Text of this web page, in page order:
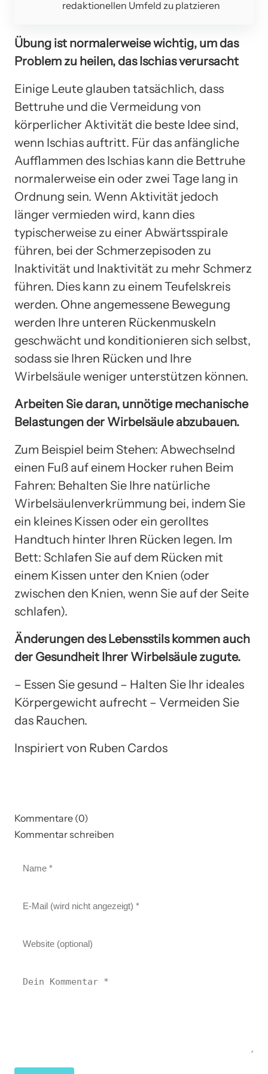
redaktionellen Umfeld zu platzieren
Übung ist normalerweise wichtig, um das
Problem zu heilen, das Ischias verursacht
Einige Leute glauben tatsächlich, dass
Bettruhe und die Vermeidung von
körperlicher Aktivität die beste Idee sind,
wenn Ischias auftritt. Für das anfängliche
Aufflammen des Ischias kann die Bettruhe
normalerweise ein oder zwei Tage lang in
Ordnung sein. Wenn Aktivität jedoch
länger vermieden wird, kann dies
typischerweise zu einer Abwärtsspirale
führen, bei der Schmerzepisoden zu
Inaktivität und Inaktivität zu mehr Schmerz
führen. Dies kann zu einem Teufelskreis
werden. Ohne angemessene Bewegung
werden Ihre unteren Rückenmuskeln
geschwächt und konditionieren sich selbst,
sodass sie Ihren Rücken und Ihre
Wirbelsäule weniger unterstützen können.
Arbeiten Sie daran, unnötige mechanische
Belastungen der Wirbelsäule abzubauen.
Zum Beispiel beim Stehen: Abwechselnd
einen Fuß auf einem Hocker ruhen Beim
Fahren: Behalten Sie Ihre natürliche
Wirbelsäulenverkrümmung bei, indem Sie
ein kleines Kissen oder ein gerolltes
Handtuch hinter Ihren Rücken legen. Im
Bett: Schlafen Sie auf dem Rücken mit
einem Kissen unter den Knien (oder
zwischen den Knien, wenn Sie auf der Seite
schlafen).
Änderungen des Lebensstils kommen auch
der Gesundheit Ihrer Wirbelsäule zugute.
– Essen Sie gesund – Halten Sie Ihr ideales
Körpergewicht aufrecht – Vermeiden Sie
das Rauchen.
Inspiriert von Ruben Cardos
Kommentare (0)
Kommentar schreiben